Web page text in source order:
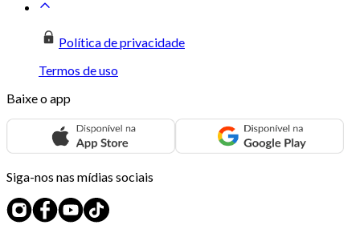
Política de privacidade
Termos de uso
Baixe o app
Siga-nos nas mídias sociais